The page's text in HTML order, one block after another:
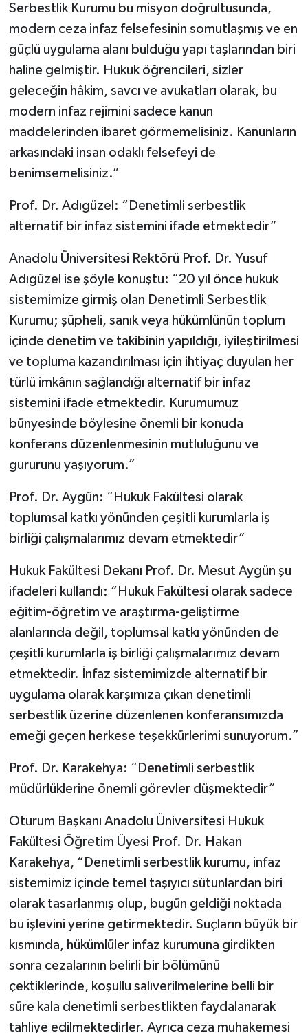
Serbestlik Kurumu bu misyon doğrultusunda,
modern ceza infaz felsefesinin somutlaşmış ve en
güçlü uygulama alanı bulduğu yapı taşlarından biri
haline gelmiştir. Hukuk öğrencileri, sizler
geleceğin hâkim, savcı ve avukatları olarak, bu
modern infaz rejimini sadece kanun
maddelerinden ibaret görmemelisiniz. Kanunların
arkasındaki insan odaklı felsefeyi de
benimsemelisiniz.”
Prof. Dr. Adıgüzel: “Denetimli serbestlik
alternatif bir infaz sistemini ifade etmektedir”
Anadolu Üniversitesi Rektörü Prof. Dr. Yusuf
Adıgüzel ise şöyle konuştu: “20 yıl önce hukuk
sistemimize girmiş olan Denetimli Serbestlik
Kurumu; şüpheli, sanık veya hükümlünün toplum
içinde denetim ve takibinin yapıldığı, iyileştirilmesi
ve topluma kazandırılması için ihtiyaç duyulan her
türlü imkânın sağlandığı alternatif bir infaz
sistemini ifade etmektedir. Kurumumuz
bünyesinde böylesine önemli bir konuda
konferans düzenlenmesinin mutluluğunu ve
gururunu yaşıyorum.”
Prof. Dr. Aygün: “Hukuk Fakültesi olarak
toplumsal katkı yönünden çeşitli kurumlarla iş
birliği çalışmalarımız devam etmektedir”
Hukuk Fakültesi Dekanı Prof. Dr. Mesut Aygün şu
ifadeleri kullandı: “Hukuk Fakültesi olarak sadece
eğitim-öğretim ve araştırma-geliştirme
alanlarında değil, toplumsal katkı yönünden de
çeşitli kurumlarla iş birliği çalışmalarımız devam
etmektedir. İnfaz sistemimizde alternatif bir
uygulama olarak karşımıza çıkan denetimli
serbestlik üzerine düzenlenen konferansımızda
emeği geçen herkese teşekkürlerimi sunuyorum.”
Prof. Dr. Karakehya: “Denetimli serbestlik
müdürlüklerine önemli görevler düşmektedir”
Oturum Başkanı Anadolu Üniversitesi Hukuk
Fakültesi Öğretim Üyesi Prof. Dr. Hakan
Karakehya, “Denetimli serbestlik kurumu, infaz
sistemimiz içinde temel taşıyıcı sütunlardan biri
olarak tasarlanmış olup, bugün geldiği noktada
bu işlevini yerine getirmektedir. Suçların büyük bir
kısmında, hükümlüler infaz kurumuna girdikten
sonra cezalarının belirli bir bölümünü
çektiklerinde, koşullu salıverilmelerine belli bir
süre kala denetimli serbestlikten faydalanarak
tahliye edilmektedirler. Ayrıca ceza muhakemesi